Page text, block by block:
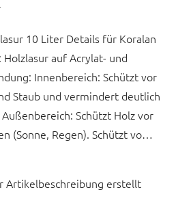
10 Liter Details für Koralan
auf Acrylat- und
Innenbereich: Schützt vor
Staub und vermindert deutlich
Schützt Holz vor
(Sonne, Regen). Schützt vo…
Artikelbeschreibung erstellt